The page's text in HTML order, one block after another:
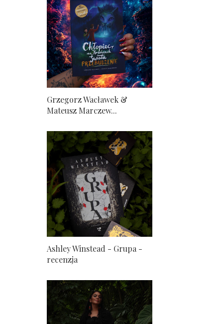
Grzegorz Wacławek &
Mateusz Marczew...
Ashley Winstead - Grupa -
recenzja